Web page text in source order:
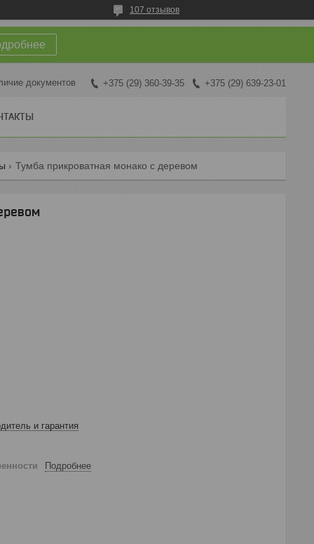
107 отзывов
документов +375 (29) 360-39-35 +375 (29) 639-23-01
Тумба прикроватная монако с деревом
и гарантия
Подробнее